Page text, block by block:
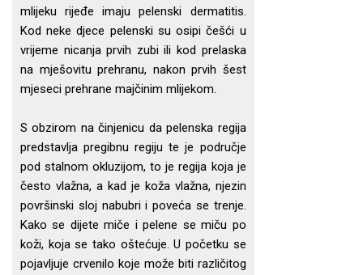
mlijeku rijeđe imaju pelenski dermatitis.
Kod neke djece pelenski su osipi češći u
vrijeme nicanja prvih zubi ili kod prelaska
na mješovitu prehranu, nakon prvih šest
mjeseci prehrane majčinim mlijekom.
S obzirom na činjenicu da pelenska regija
predstavlja pregibnu regiju te je područje
pod stalnom okluzijom, to je regija koja je
često vlažna, a kad je koža vlažna, njezin
površinski sloj nabubri i poveća se trenje.
Kako se dijete miče i pelene se miču po
koži, koja se tako oštećuje. U početku se
pojavljuje crvenilo koje može biti različitog